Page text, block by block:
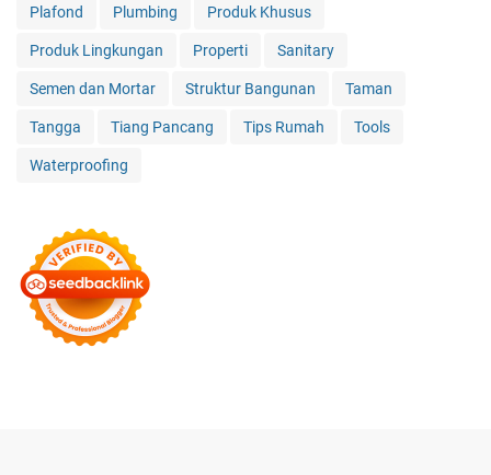
Plafond Plumbing Produk Khusus
Produk Lingkungan Properti Sanitary
Semen dan Mortar Struktur Bangunan Taman
Tangga Tiang Pancang Tips Rumah Tools
Waterproofing